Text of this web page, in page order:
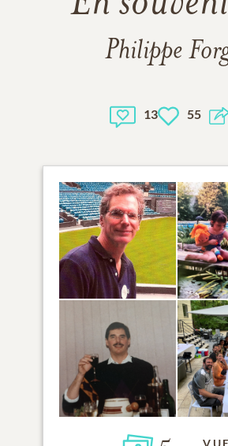
Philippe
13 55